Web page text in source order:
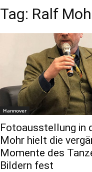
Tag: Ralf
Hannover
Fotoausstellung in
Mohr hielt die
Momente des
Bildern fest